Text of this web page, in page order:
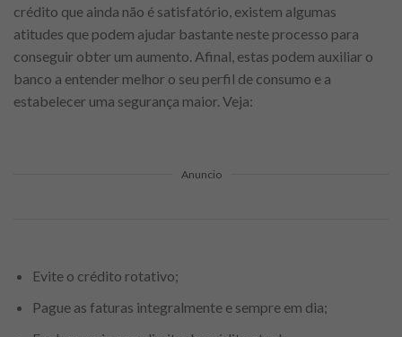
crédito que ainda não é satisfatório, existem algumas
atitudes que podem ajudar bastante neste processo para
conseguir obter um aumento. Afinal, estas podem auxiliar o
banco a entender melhor o seu perfil de consumo e a
estabelecer uma segurança maior. Veja:
Anuncio
Evite o crédito rotativo;
Pague as faturas integralmente e sempre em dia;